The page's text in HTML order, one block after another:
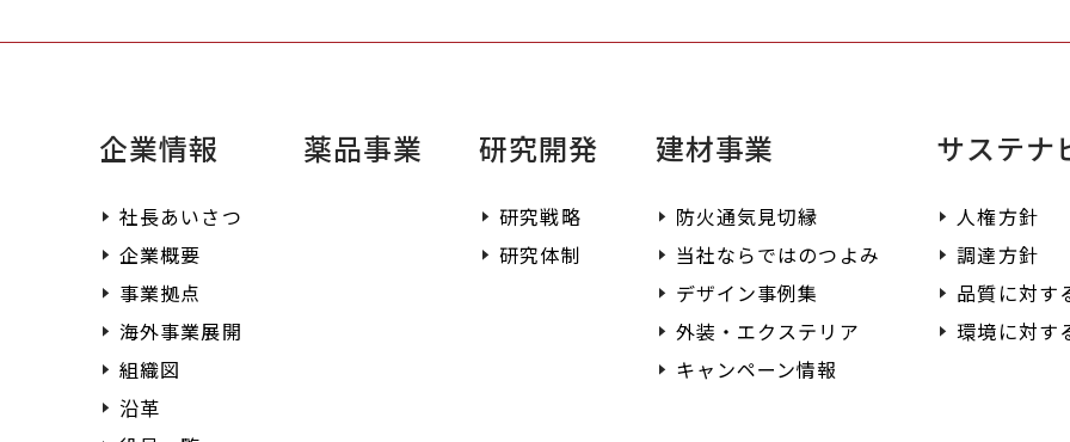
企業情報
社長あいさつ
企業概要
事業拠点
海外事業展開
組織図
沿革
薬品事業 研究開発
研究戦略
研究体制
建材事業
防火通気見切縁
当社ならではのつよみ
デザイン事例集
外装・エクステリア
キャンペーン情報
サステナ
人権方針
調達方針
品質に対す
環境に対す